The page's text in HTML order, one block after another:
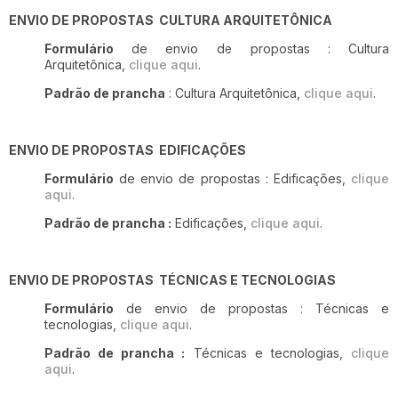
ENVIO DE PROPOSTAS CULTURA ARQUITETÔNICA
Formulário de envio de propostas : Cultura
Arquitetônica, clique aqui.
Padrão de prancha : Cultura Arquitetônica, clique aqui.
ENVIO DE PROPOSTAS EDIFICAÇÕES
Formulário de envio de propostas : Edificações, clique
aqui.
Padrão de prancha : Edificações, clique aqui.
ENVIO DE PROPOSTAS TÉCNICAS E TECNOLOGIAS
Formulário de envio de propostas : Técnicas e
tecnologias, clique aqui.
Padrão de prancha : Técnicas e tecnologias, clique
aqui.